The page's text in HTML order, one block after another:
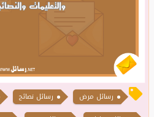
رسائل مرض رسائل نصائح